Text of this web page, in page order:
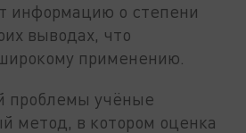
информацию о степени
выводах, что
применению.
проблемы учёные
метод, в котором оценка